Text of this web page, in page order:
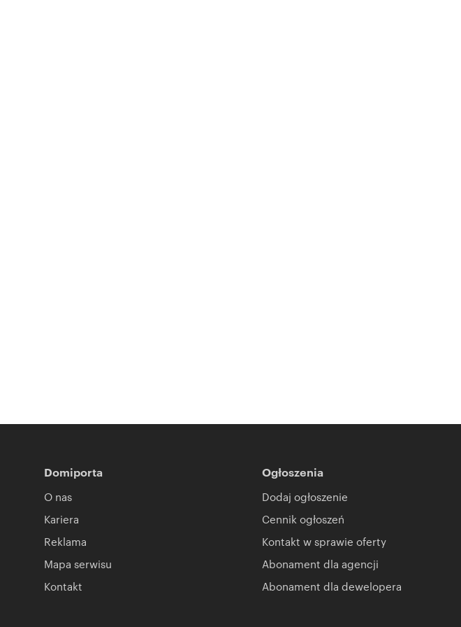
Domiporta
O nas
Kariera
Reklama
Mapa serwisu
Kontakt
Ogłoszenia
Dodaj ogłoszenie
Cennik ogłoszeń
Kontakt w sprawie oferty
Abonament dla agencji
Abonament dla dewelopera